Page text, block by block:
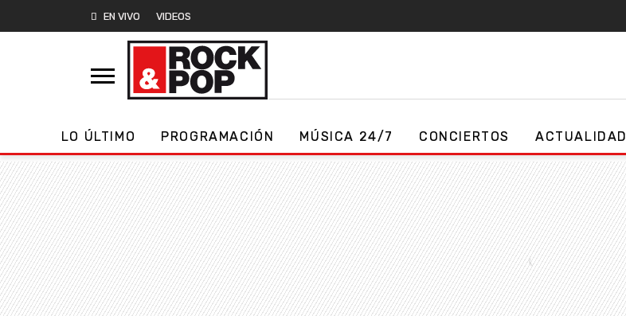
EN VIVO VIDEOS
LO ÚLTIMO PROGRAMACIÓN MÚSICA 24/7 CONCIERTOS ACTUALIDAD